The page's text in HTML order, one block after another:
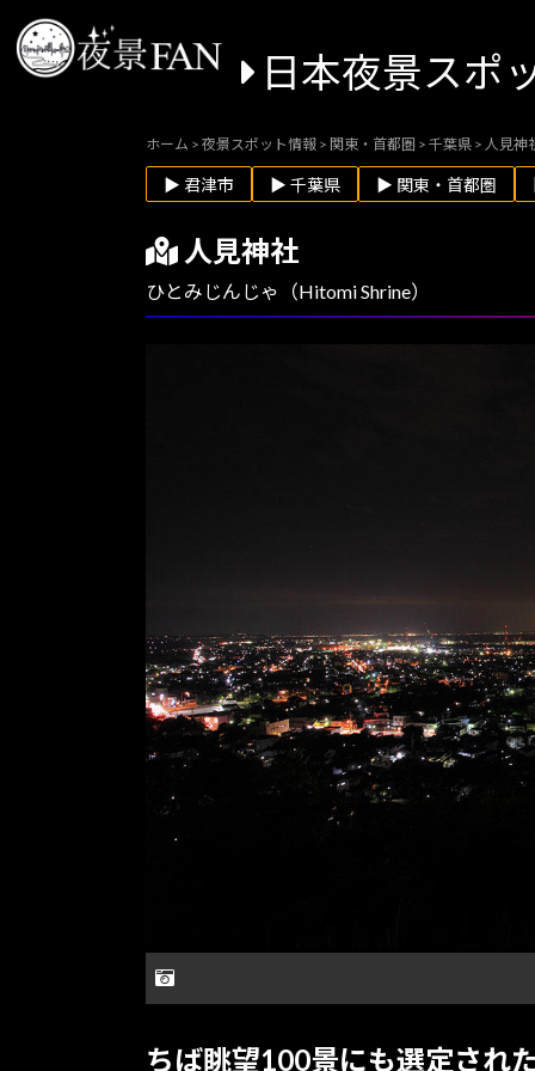
日本夜景スポ
ホーム > 夜景スポット情報 > 関東・首都圏 > 千葉県 > 人見神
▶ 君津市 ▶ 千葉県 ▶ 関東・首都圏
人見神社
ひとみじんじゃ（Hitomi Shrine）
ちば眺望100景にも選定され